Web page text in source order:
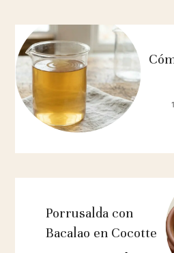
Porrusalda con
Bacalao en Cocotte